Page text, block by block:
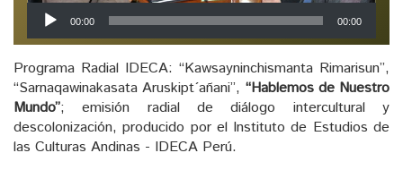
Reproductor
de
audio
00:00 00:00
Programa Radial IDECA: “Kawsayninchismanta Rimarisun”,
“Sarnaqawinakasata Aruskipt´añani”, “Hablemos de Nuestro
Mundo”; emisión radial de diálogo intercultural y
descolonización, producido por el Instituto de Estudios de
las Culturas Andinas - IDECA Perú.